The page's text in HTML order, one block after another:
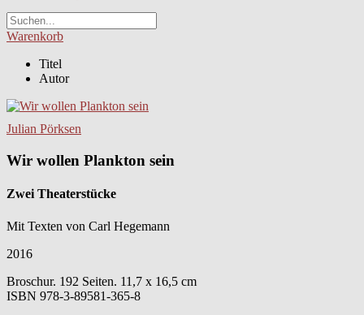
Warenkorb
Titel
Autor
Julian Pörksen
Wir wollen Plankton sein
Zwei Theaterstücke
Mit Texten von Carl Hegemann
2016
Broschur. 192 Seiten. 11,7 x 16,5 cm
ISBN 978-3-89581-365-8